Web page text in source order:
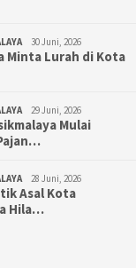
30 Juni, 2026
Minta Lurah di Kota
29 Juni, 2026
Mulai
28 Juni, 2026
Asal Kota
Hila…